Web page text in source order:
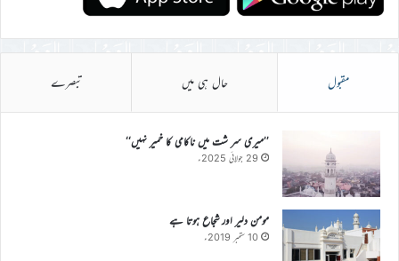
مقبول حال ہی میں تبصرے
’’میری سر شت میں ناکامی کا خمیر نہیں‘‘
29 جولائی 2025ء
مومن دلیر اور شجاع ہوتا ہے
10 ستمبر 2019ء